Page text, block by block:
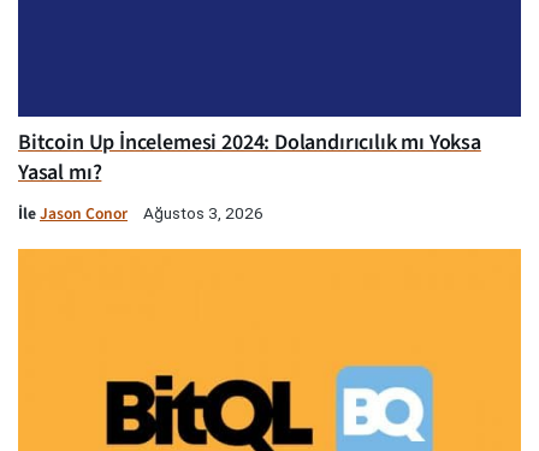
Bitcoin Up İncelemesi 2024: Dolandırıcılık mı Yoksa
Yasal mı?
İleJason Conor Ağustos 3, 2026